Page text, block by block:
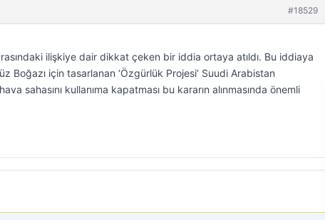
#18529
ilişkiye dair dikkat çeken bir iddia ortaya atıldı. Bu iddiaya
Boğazı için tasarlanan ‘Özgürlük Projesi’ Suudi Arabistan
sahasını kullanıma kapatması bu kararın alınmasında önemli